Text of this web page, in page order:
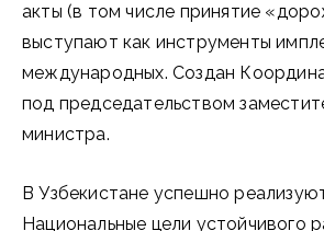
акты (в том числе принятие
выступают как инструменты
международных. Создан
под председательством
министра.
В Узбекистане успешно
Национальные цели устойчивого